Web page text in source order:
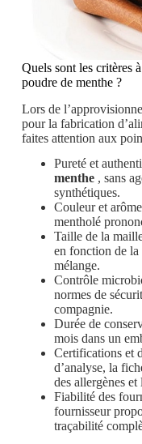
Quels sont les critères
poudre de menthe ?
Lors de
pour la fabrication
faites attention aux
Pureté et
menthe, sans
synthétiques.
Couleur et
mentholé
Taille de la
en fonction de la
mélange.
Contrôle
normes de
compagnie.
Durée de
mois dans un
Certifications et
d’analyse, la
des allergènes
Fiabilité des
fournisseur
traçabilité